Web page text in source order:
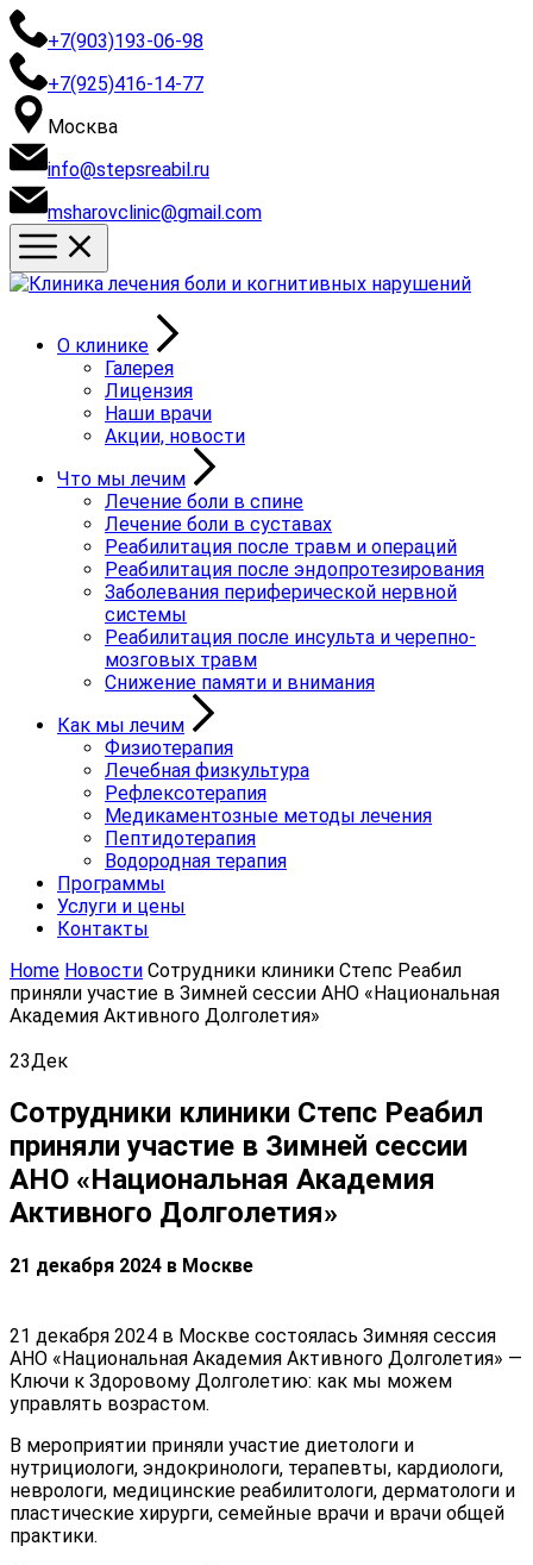
+7(903)193-06-98
+7(925)416-14-77
Москва
info@stepsreabil.ru
msharovclinic@gmail.com
О клинике
Галерея
Лицензия
Наши врачи
Акции, новости
Что мы лечим
Лечение боли в спине
Лечение боли в суставах
Реабилитация после травм и операций
Реабилитация после эндопротезирования
Заболевания периферической нервной
системы
Реабилитация после инсульта и черепно-
мозговых травм
Снижение памяти и внимания
Как мы лечим
Физиотерапия
Лечебная физкультура
Рефлексотерапия
Медикаментозные методы лечения
Пептидотерапия
Водородная терапия
Программы
Услуги и цены
Контакты
Home Новости Сотрудники клиники Степс Реабил
приняли участие в Зимней сессии АНО «Национальная
Академия Активного Долголетия»
23Дек
Сотрудники клиники Степс Реабил
приняли участие в Зимней сессии
АНО «Национальная Академия
Активного Долголетия»
21 декабря 2024 в Москве
21 декабря 2024 в Москве состоялась Зимняя сессия
АНО «Национальная Академия Активного Долголетия» —
Ключи к Здоровому Долголетию: как мы можем
управлять возрастом.
В мероприятии приняли участие диетологи и
нутрициологи, эндокринологи, терапевты, кардиологи,
неврологи, медицинские реабилитологи, дерматологи и
пластические хирурги, семейные врачи и врачи общей
практики.